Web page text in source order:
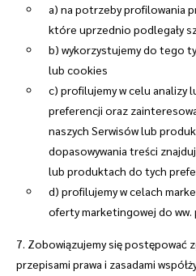
a) na potrzeby profilowania
które uprzednio podlegały
b) wykorzystujemy do tego
lub cookies
c) profilujemy w celu analizy
preferencji oraz
naszych Serwisów lub
dopasowywania treści
lub produktach do tych
d) profilujemy w celach
oferty marketingowej do ww.
7. Zobowiązujemy się postępować
przepisami prawa i zasadami